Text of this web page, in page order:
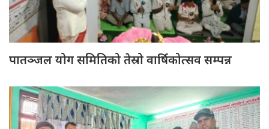
पातञ्जल योग समितिको तेस्रो वार्षिकोत्सव सम्पन्न